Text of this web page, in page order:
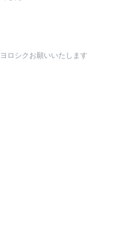
ロシクお願いいたします